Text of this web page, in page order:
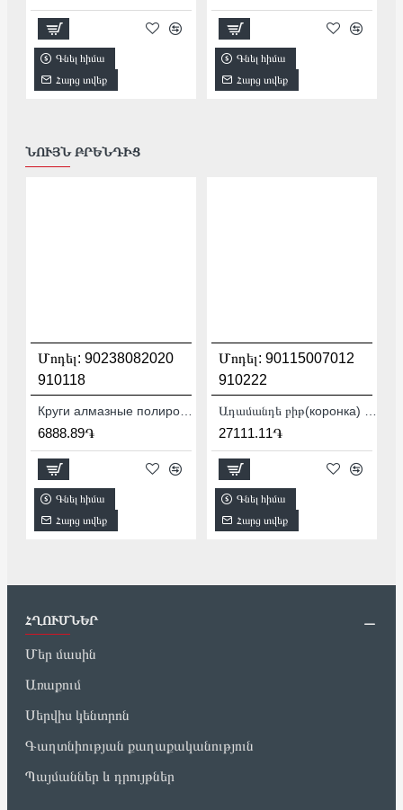
Գնել հիմա
Հարց տվեք
Գնել հիմա
Հարց տվեք
ՆՈՒՅՆ ԲՐԵՆԴԻՑ
Մոդել: 90238082020
910118
6888.89֏
Գնել հիմա
Հարց տվեք
Մոդել: 90115007012
910222
27111.11֏
Գնել հիմա
Հարց տվեք
ՀՂՈՒՄՆԵՐ
Մեր մասին
Առաքում
Սերվիս կենտրոն
Գաղտնիության քաղաքականություն
Պայմաններ և դրույթներ